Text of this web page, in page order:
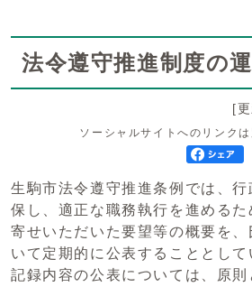
法令遵守推進制度の
[
ソーシャルサイトへのリンク
生駒市法令遵守推進条例では、
保し、適正な職務執行を進める
寄せいただいた要望等の概要を
いて定期的に公表することとして
記録内容の公表については、原